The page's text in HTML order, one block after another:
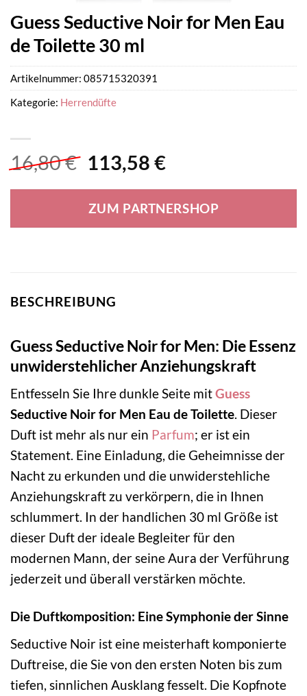
Guess Seductive Noir for Men Eau
de Toilette 30 ml
16,80€ Ursprünglicher
war:
16,80 €
113,58 €Aktueller
ist:
113,58 €.
ZUM PARTNERSHOP
Artikelnummer: 085715320391
Kategorie: Herrendüfte
BESCHREIBUNG
Guess Seductive Noir for Men: Die Essenz
unwiderstehlicher Anziehungskraft
Entfesseln Sie Ihre dunkle Seite mitGuess
Seductive Noir for Men Eau de Toilette. Dieser
Duft ist mehr als nur ein Parfum; er ist ein
Statement. Eine Einladung, die Geheimnisse der
Nacht zu erkunden und die unwiderstehliche
Anziehungskraft zu verkörpern, die in Ihnen
schlummert. In der handlichen 30 ml Größe ist
dieser Duft der ideale Begleiter für den
modernen Mann, der seine Aura der Verführung
jederzeit und überall verstärken möchte.
Die Duftkomposition: Eine Symphonie der Sinne
Seductive Noir ist eine meisterhaft komponierte
Duftreise, die Sie von den ersten Noten bis zum
tiefen, sinnlichen Ausklang fesselt. Die Kopfnote